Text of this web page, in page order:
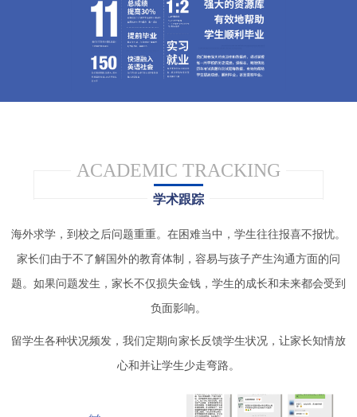
ACADEMIC TRACKING
学术跟踪
海外求学，到校之后问题重重。在困难当中，学生往往报喜不报忧。
家长们由于不了解国外的教育体制，容易与孩子产生沟通方面的问
题。如果问题发生，家长不仅损失金钱，学生的成长和未来都会受到
负面影响。
留学生各种状况频发，我们定期向家长反馈学生状况，让家长知情放
心和并让学生少走弯路。